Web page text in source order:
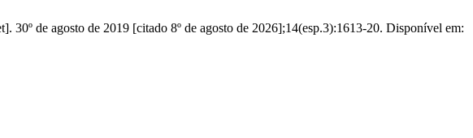
de agosto de 2019 [citado 8º de agosto de 2026];14(esp.3):1613-20. Disponível em: